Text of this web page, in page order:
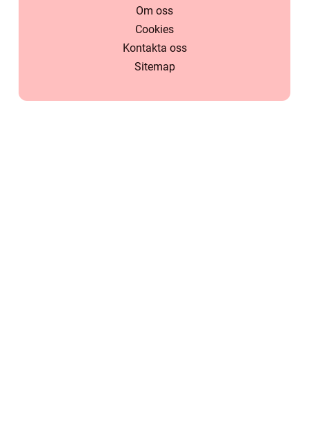
Om oss
Cookies
Kontakta oss
Sitemap